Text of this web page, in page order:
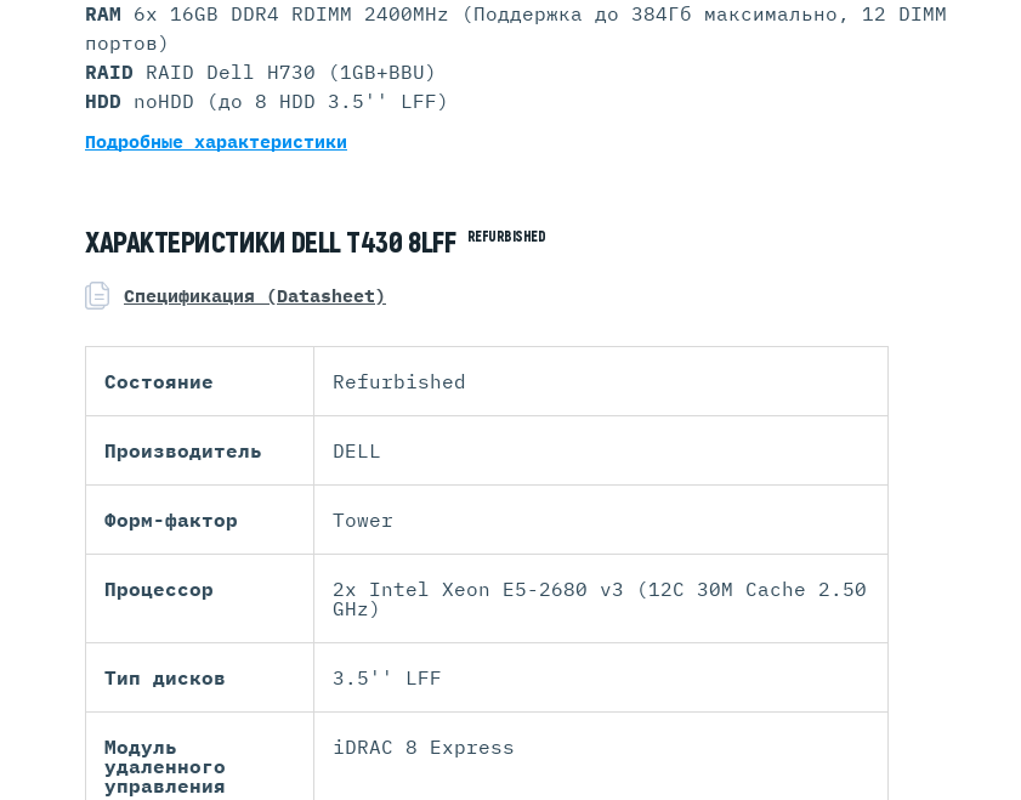
RAM 6x 16GB DDR4 RDIMM 2400MHz (Поддержка до 384Гб максимально, 12 DIMM
портов)
RAID RAID Dell H730 (1GB+BBU)
HDD noHDD (до 8 HDD 3.5'' LFF)
Подробные характеристики
ХАРАКТЕРИСТИКИ DELL T430 8LFF REFURBISHED
Спецификация (Datasheet)
Состояние Refurbished
Производитель DELL
Форм-фактор Tower
Процессор
2x Intel Xeon E5-2680 v3 (12C 30M Cache 2.50
GHz)
Тип дисков 3.5'' LFF
Модуль
удаленного
управления
iDRAC 8 Express